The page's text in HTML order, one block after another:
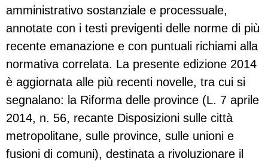
amministrativo sostanziale e processuale,
annotate con i testi previgenti delle norme di più
recente emanazione e con puntuali richiami alla
normativa correlata. La presente edizione 2014
è aggiornata alle più recenti novelle, tra cui si
segnalano: la Riforma delle province (L. 7 aprile
2014, n. 56, recante Disposizioni sulle città
metropolitane, sulle province, sulle unioni e
fusioni di comuni), destinata a rivoluzionare il